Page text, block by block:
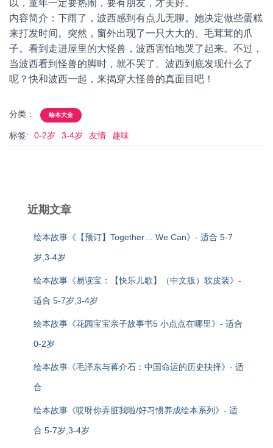
以，童年一定要热闹，要有朋友，才美好。
内容简介：下雨了，波西感到有点儿无聊。她决定做些蛋糕
来打发时间。突然，窗外出现了一只大大的、毛茸茸的爪
子。看到走进屋里的大怪兽，波西害怕地哭了起来。不过，
当波西看到怪兽的脚时，就不哭了。波西到底发现什么了
呢？快和波西一起，来揭穿大怪兽的真面目吧！
分类： 绘本大全
标签: 0-2岁 3-4岁 友情 趣味
近期文章
绘本故事《【预订】Together… We Can》- 适合 5-7
岁,3-4岁
绘本故事《易读宝：【快乐儿歌】（中文版）软皮装》-
适合 5-7岁,3-4岁
绘本故事《花园宝宝亲子故事书5 小点点在哪里》- 适合
0-2岁
绘本故事《毛泽东与蒋介石：中国命运的历史抉择》- 适
合
绘本故事《哎呀你弄脏我啦/好习惯养成绘本系列》- 适
合 5-7岁,3-4岁